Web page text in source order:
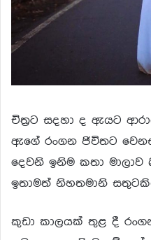
චිත්‍ර‍ට සදහා ද ඇයට
ඇගේ රංගන ජිවිතට
දෙවනි ඉනිම කතා
ඉතාමත් නිහතමානි
කුඩා කාලයක් තුළ දී